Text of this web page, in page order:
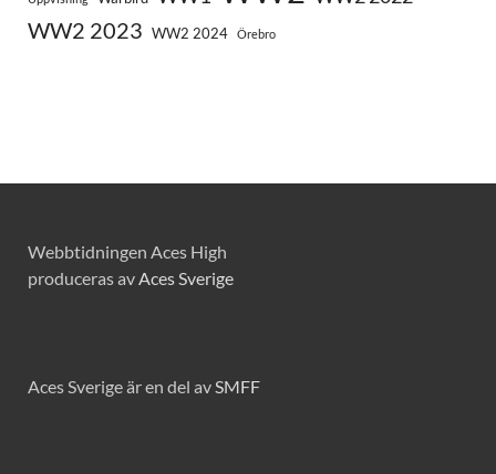
WW2 2023 WW2 2024 Örebro
Webbtidningen Aces High
produceras av Aces Sverige
Aces Sverige är en del av SMFF